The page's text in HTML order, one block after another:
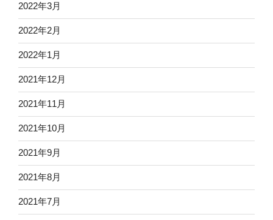
2022年3月
2022年2月
2022年1月
2021年12月
2021年11月
2021年10月
2021年9月
2021年8月
2021年7月